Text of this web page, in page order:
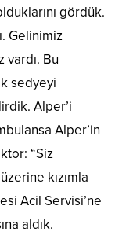
gördük.
Gelinimiz
vardı. Bu
sedyeyi
Alper’i
Alper’in
“Siz
kızımla
Acil Servisi’ne
aldık.